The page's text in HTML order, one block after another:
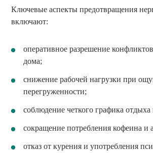
Ключевые аспекты предотвращения
включают:
оперативное разрешение
дома;
снижение рабочей нагрузки при
перегруженности;
соблюдение четкого графика
сокращение потребления кофеина и
отказ от курения и употребления